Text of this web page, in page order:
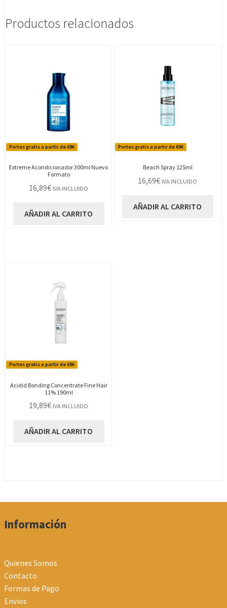
Productos relacionados
Portes gratis a partir de 69€
Extreme Acondicionador 300ml Nuevo
Formato
16,89€ IVA INCLUIDO
AÑADIR AL CARRITO
Portes gratis a partir de 69€
Beach Spray 125ml
16,69€ IVA INCLUIDO
AÑADIR AL CARRITO
Portes gratis a partir de 69€
Acidid Bonding Concentrate Fine Hair
11% 190ml
19,89€ IVA INCLUIDO
AÑADIR AL CARRITO
Información
Quienes Somos
Contacto
Formas de Pago
Envios